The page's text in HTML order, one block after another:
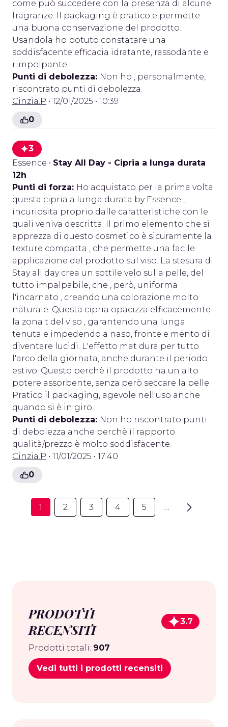
come può succedere con la presenza di alcune
fragranze. Il packaging è pratico e permette
una buona conservazione del prodotto.
Usandola ho potuto constatare una
soddisfacente efficacia idratante, rassodante e
rimpolpante.
Punti di debolezza: Non ho , personalmente,
riscontrato punti di debolezza.
Cinzia.P • 12/01/2025 • 10:39
0
3
Essence • Stay All Day - Cipria a lunga durata
12h
Punti di forza: Ho acquistato per la prima volta
questa cipria a lunga durata by Essence ,
incuriosita proprio dalle caratteristiche con le
quali veniva descritta. Il primo elemento che si
apprezza di questo cosmetico è sicuramente la
texture compatta , che permette una facile
applicazione del prodotto sul viso. La stesura di
Stay all day crea un sottile velo sulla pelle, del
tutto impalpabile, che , però, uniforma
l'incarnato , creando una colorazione molto
naturale. Questa cipria opacizza efficacemente
la zona t del viso , garantendo una lunga
tenuta e impedendo a naso, fronte e mento di
diventare lucidi. L'effetto mat dura per tutto
l'arco della giornata, anche durante il periodo
estivo. Questo perchè il prodotto ha un alto
potere assorbente, senza però seccare la pelle.
Pratico il packaging, agevole nell'uso anche
quando si è in giro.
Punti di debolezza: Non ho riscontrato punti
di debolezza anche perchè il rapporto
qualità/prezzo è molto soddisfacente.
Cinzia.P • 11/01/2025 • 17:40
0
1 2 3 4 5 …
PRODOTTI
RECENSITI
3.7
Prodotti totali: 907
Vedi tutti i prodotti recensiti